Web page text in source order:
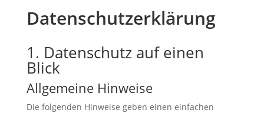
Datenschutzerklärung
1. Datenschutz auf einen
Blick
Allgemeine Hinweise
Die folgenden Hinweise geben einen einfachen